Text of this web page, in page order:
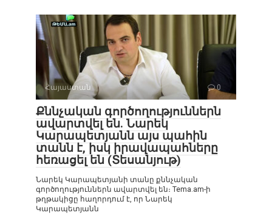
Հայաստան 0
Քննչական գործողություններն
ավարտվել են. Նարեկ
Կարապետյանն այս պահին
տանն է, իսկ իրավապահները
հեռացել են (Տեսանյութ)
Նարեկ Կարապետյանի տանը քննչական
գործողություններն ավարտվել են։ Tema.am-ի
թղթակիցը հաղորդում է, որ Նարեկ
Կարապետյանն